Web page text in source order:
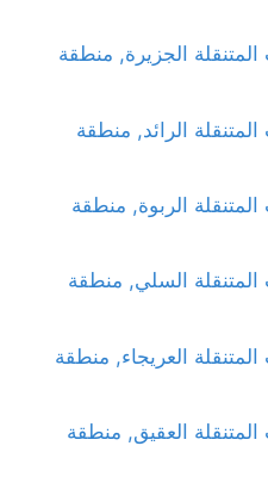
الجزيرة, منطقة
الرائد, منطقة
الربوة, منطقة
السلي, منطقة
العريجاء, منطقة
العقيق, منطقة